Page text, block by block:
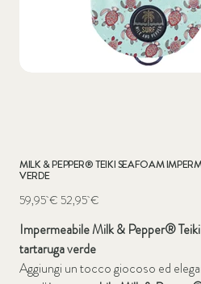
MILK & PEPPER® TEIKI SEAFOAM
VERDE
Prezzo
originale
59,95 € Prezzo
scontato
52,95 €
Impermeabile Milk & Pepper®
tartaruga verde
Aggiungi un tocco giocoso ed